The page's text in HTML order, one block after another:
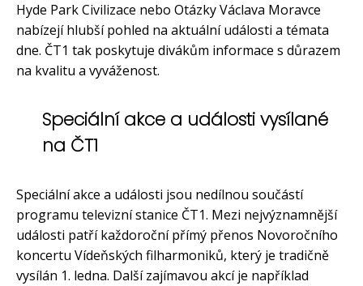
Hyde Park Civilizace nebo Otázky Václava Moravce
nabízejí hlubší pohled na aktuální události a témata
dne. ČT1 tak poskytuje divákům informace s důrazem
na kvalitu a vyváženost.
Speciální akce a události vysílané
na ČT1
Speciální akce a události jsou nedílnou součástí
programu televizní stanice ČT1. Mezi nejvýznamnější
události patří každoroční přímý přenos Novoročního
koncertu Vídeňských filharmoniků, který je tradičně
vysílán 1. ledna. Další zajímavou akcí je například